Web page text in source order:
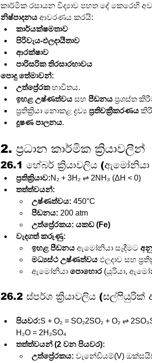
කාර්මික රසායන විද්‍යාව පහත දේ කෙරෙහි
නිෂ්පාදනය ආවරණය කරයි:
කාර්යක්ෂමතාව
පිරිවැය-ඵලදායීතාව
ආරක්ෂාව
පාරිසරික තිරසාරභාවය
පොදු තේමාවන්:
උත්ප්‍රේරක භාවිතය.
ඉහළ උෂ්ණත්වය සහ පීඩනය ප්‍රශස්ත
ප්‍රතික්‍රියා නොකළ ද්‍රව්‍ය ප්‍රතිචක්‍රීකරණය
දූෂණ පාලනය.
2. ප්‍රධාන කාර්මික ක්‍රියාවලීන්
26.1 හේබර් ක්‍රියාවලිය
ප්‍රතික්‍රියාව:N₂ + 3H₂ ⇌ 2NH₃ (ΔH < 0)
තත්ත්වයන්:
උෂ්ණත්වය: 450°C
පීඩනය: 200 atm
උත්ප්‍රේරකය: යකඩ (Fe)
වැදගත් කරුණු:
ඉහළ පීඩනය ඇමෝනියා සෑදීමට
මධ්‍යස්ථ උෂ්ණත්වය ඵලදාව සහ
ඇමෝනියා පොහොර (යූරියා,
26.2 ස්පර්ශ ක්‍රියාවලිය (සල්ෆියුරික්
පියවර:S + O₂ = SO₂2SO₂ + O₂ ⇌
H₂O = 2H₂SO₄
තත්ත්වයන් (2 වන පියවර):
උත්ප්‍රේරකය: වැනේඩියම්(V)